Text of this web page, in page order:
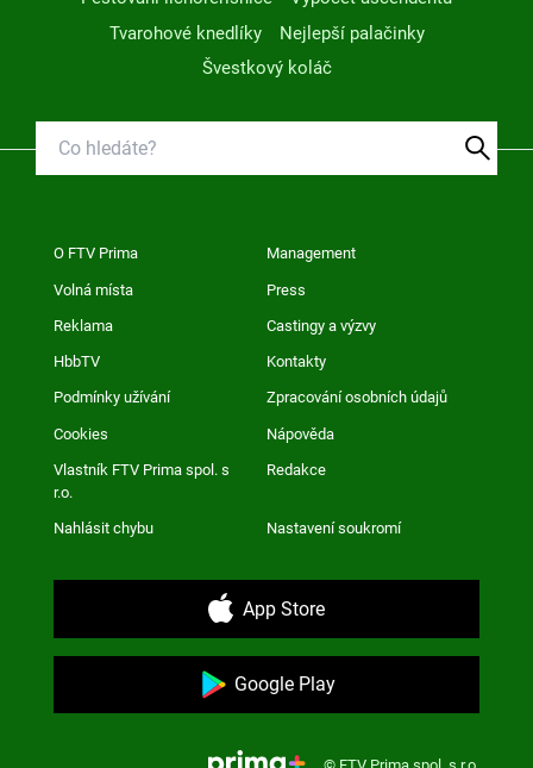
Tvarohové knedlíky
Nejlepší palačinky
Švestkový koláč
O FTV Prima Management
Volná místa Press
Reklama Castingy a výzvy
HbbTV Kontakty
Podmínky užívání Zpracování osobních údajů
Cookies Nápověda
Vlastník FTV Prima spol. s
r.o.
Redakce
Nahlásit chybu Nastavení soukromí
App Store
Google Play